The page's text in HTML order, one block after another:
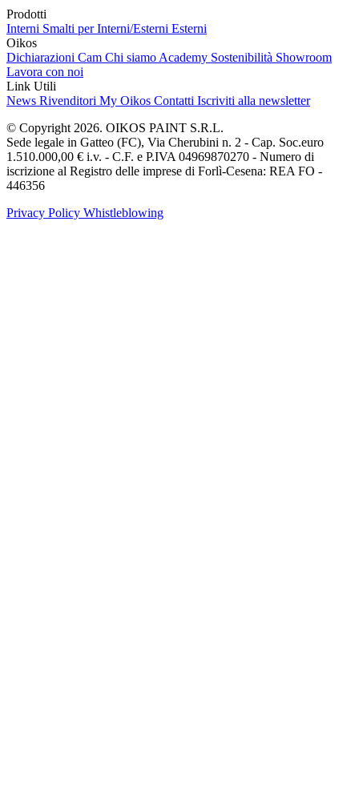
Prodotti
Interni Smalti per Interni/Esterni Esterni
Oikos
Dichiarazioni Cam Chi siamo Academy Sostenibilità Showroom
Lavora con noi
Link Utili
News Rivenditori My Oikos Contatti Iscriviti alla newsletter
© Copyright 2026. OIKOS PAINT S.R.L.
Sede legale in Gatteo (FC), Via Cherubini n. 2 - Cap. Soc.euro
1.510.000,00 € i.v. - C.F. e P.IVA 04969870270 - Numero di
iscrizione al Registro delle imprese di Forlì-Cesena: REA FO -
446356
Privacy Policy Whistleblowing